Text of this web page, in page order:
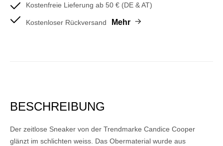
Kostenfreie Lieferung ab 50 € (DE & AT)
Kostenloser Rückversand Mehr
BESCHREIBUNG
Der zeitlose Sneaker von der Trendmarke Candice Cooper
glänzt im schlichten weiss. Das Obermaterial wurde aus